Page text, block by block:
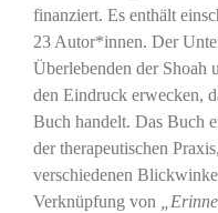
finanziert. Es enthält
23 Autor*innen. Der
Überlebenden der Shoah
den Eindruck erwecken,
Buch handelt. Das Buch
der therapeutischen
verschiedenen
Verknüpfung von